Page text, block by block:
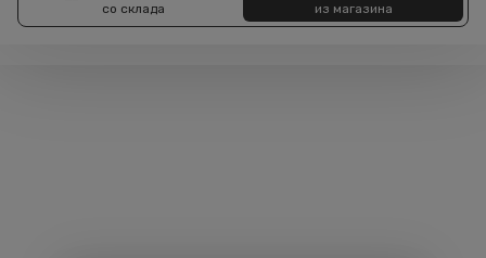
со склада
из магазина